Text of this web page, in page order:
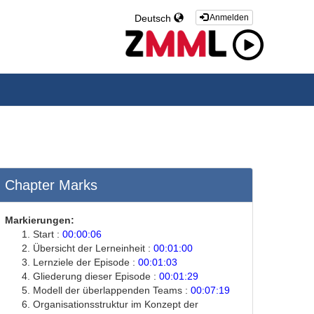
Anmelden
Deutsch
Chapter Marks
Markierungen:
Start : 00:00:06
Übersicht der Lerneinheit : 00:01:00
Lernziele der Episode : 00:01:03
Gliederung dieser Episode : 00:01:29
Modell der überlappenden Teams : 00:07:19
Organisationsstruktur im Konzept der